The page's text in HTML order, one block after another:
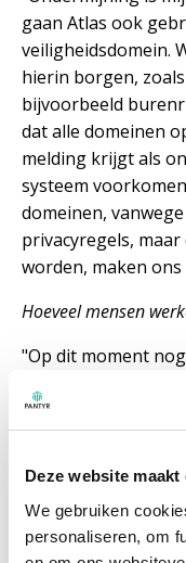
Deze website
We gebruiken
personaliseren, om
gaan Atlas ook
veiligheidsdomein.
hierin borgen,
bijvoorbeeld
dat alle domeinen
melding krijgt als
systeem
domeinen,
privacyregels,
worden, maken
Hoeveel mensen
"Op dit moment
ikzelf. Maar straks
lokaal overleg
maken van Atlas.
handhaving, bouw-
vergunningen en
gebruiken het
gaan trainingen